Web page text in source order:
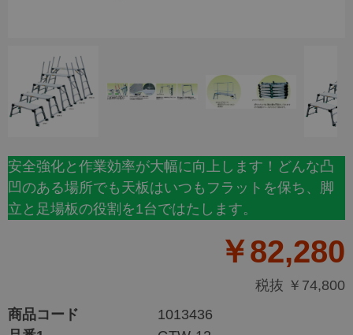
安全強化と作業効率が大幅に向上します！どんな凸
凹のある場所でも天板はいつもフラットを保ち、脚
立と足場板の役割を1台ではたします。
￥82,280
税抜 ￥74,800
商品コード
1013436